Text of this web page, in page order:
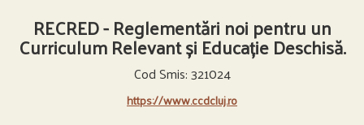
RECRED - Reglementări noi pentru un
Curriculum Relevant și Educație Deschisă.
Cod Smis: 321024
https://www.ccdcluj.ro